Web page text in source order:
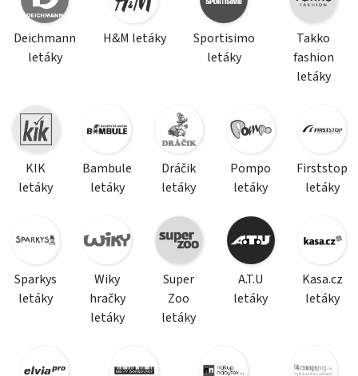
Deichmann
letáky
H&M letáky
Sportisimo
letáky
Takko
fashion
letáky
KIK
letáky
Bambule
letáky
Dráčik
letáky
Pompo
letáky
Firststop
letáky
Sparkys
letáky
Wiky
hračky
letáky
Super
Zoo
letáky
A.T.U
letáky
Kasa.cz
letáky